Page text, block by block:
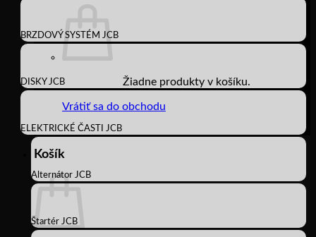
Žiadne produkty v košíku.
Vrátiť sa do obchodu
Košík
BRZDOVÝ SYSTÉM JCB
DISKY JCB
ELEKTRICKÉ ČASTI JCB
Alternátor JCB
Štartér JCB